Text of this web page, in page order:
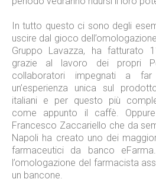
In tutto questo ci sono degli
uscire dal gioco
Gruppo Lavazza, ha fatturato
grazie al lavoro dei propri
collaboratori impegnati a
un’esperienza unica sul
italiani e per questo più
come appunto il caffè.
Francesco Zaccariello che da
Napoli ha creato uno dei
farmaceutici da banco
l’omologazione del farmacista
un bancone.